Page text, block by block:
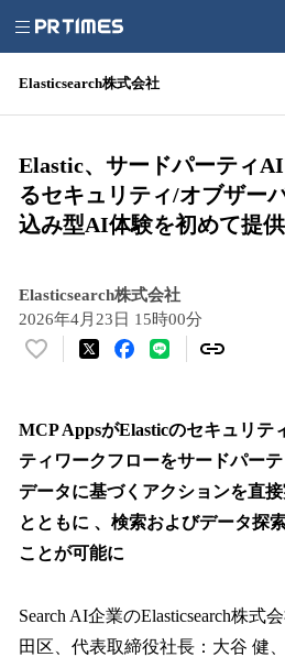
Elasticsearch株式会社
Elastic、サードパーティ
るセキュリティ/オブザー
込み型AI体験を初めて提供
Elasticsearch株式会社
2026年4月23日 15時00分
い
！
数
を
読
み
込
み
で
す
MCP AppsがElasticのセキュリテ
ティワークフローをサードパー
データに基づくアクションを直
とともに 、検索およびデータ探
ことが可能に
Search AI企業のElasticsearch株式
田区、代表取締役社長：大谷 健